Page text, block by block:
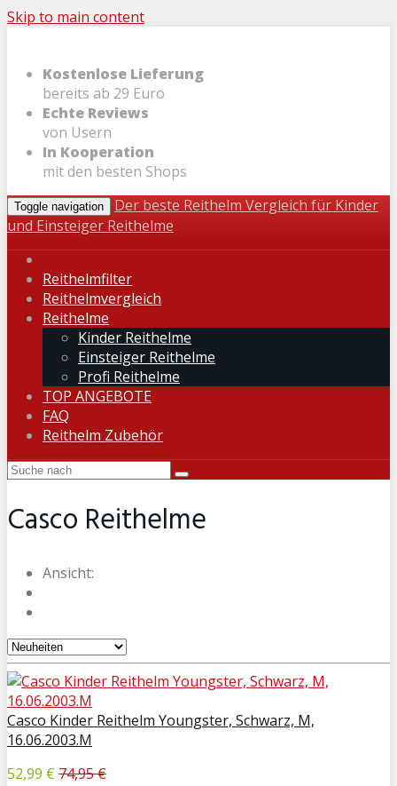
Skip to main content
Kostenlose Lieferung
bereits ab 29 Euro
Echte Reviews
von Usern
In Kooperation
mit den besten Shops
Toggle navigation
Der beste Reithelm Vergleich für Kinder
und Einsteiger Reithelme
Reithelmfilter
Reithelmvergleich
Reithelme
Kinder Reithelme
Einsteiger Reithelme
Profi Reithelme
TOP ANGEBOTE
FAQ
Reithelm Zubehör
Casco Reithelme
Ansicht:
Casco Kinder Reithelm Youngster, Schwarz, M,
16.06.2003.M
52,99 € 74,95 €